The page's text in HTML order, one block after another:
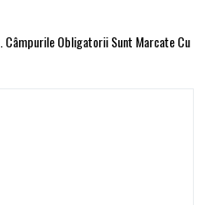
Câmpurile Obligatorii Sunt Marcate Cu